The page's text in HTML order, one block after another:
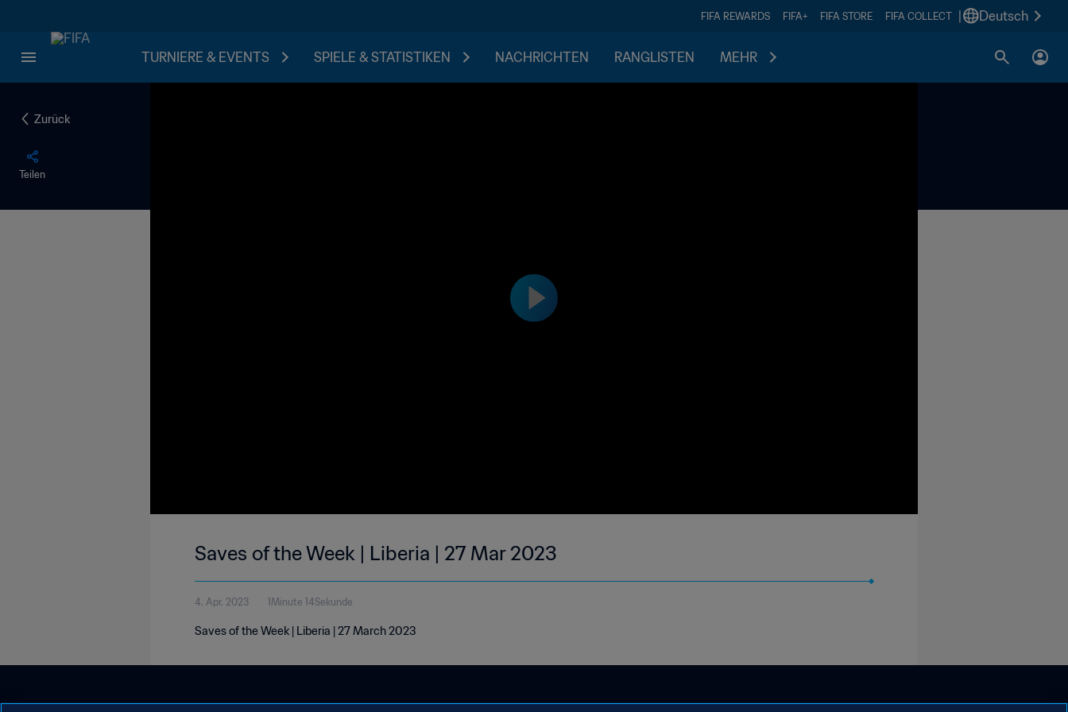
FIFA REWARDS FIFA+ FIFA STORE FIFA COLLECT Deutsch
TURNIERE & EVENTS SPIELE & STATISTIKEN NACHRICHTEN RANGLISTEN MEHR
Zurück
Teilen
Saves of the Week | Liberia | 27 Mar 2023
4. Apr. 2023 1Minute 14Sekunde
Saves of the Week | Liberia | 27 March 2023